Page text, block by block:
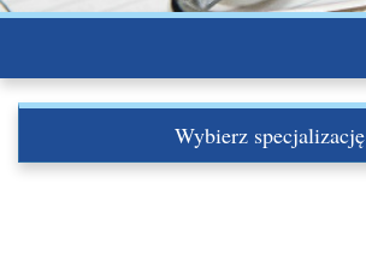
Wybierz specjalizację